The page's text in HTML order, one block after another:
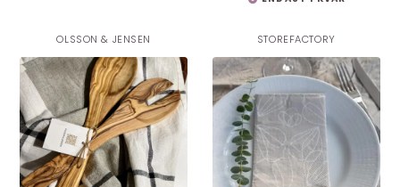
OLSSON & JENSEN STOREFACTORY